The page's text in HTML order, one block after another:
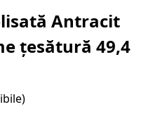
Antracit
țesătură 49,4